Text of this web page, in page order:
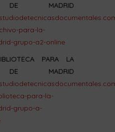
DE MADRID
para-la-
grupo-a2-online
PARA LA
DE MADRID
para-la-
grupo-a-